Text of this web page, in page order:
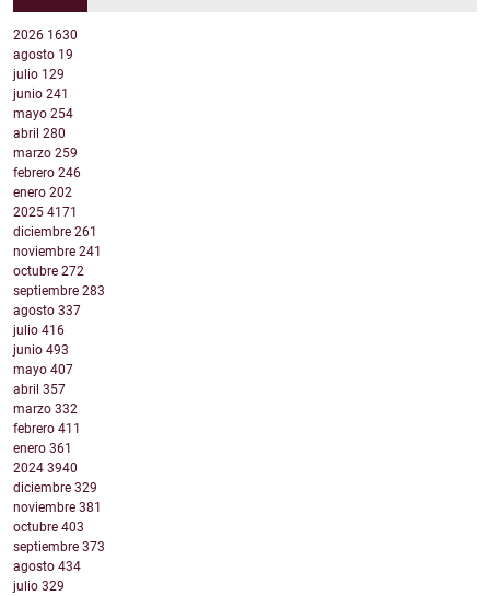
2026 1630
agosto 19
julio 129
junio 241
mayo 254
abril 280
marzo 259
febrero 246
enero 202
2025 4171
diciembre 261
noviembre 241
octubre 272
septiembre 283
agosto 337
julio 416
junio 493
mayo 407
abril 357
marzo 332
febrero 411
enero 361
2024 3940
diciembre 329
noviembre 381
octubre 403
septiembre 373
agosto 434
julio 329